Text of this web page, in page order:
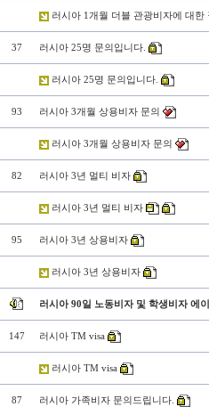
러시아 1개월 더블 관광비자에 대한
37 러시아 25명 문의입니다.
러시아 25명 문의입니다.
93 러시아 3개월 상용비자 문의
러시아 3개월 상용비자 문의
82 러시아 3년 멀티 비자
러시아 3년 멀티 비자
95 러시아 3년 상용비자
러시아 3년 상용비자
러시아 90일 노동비자 및 학생비자 에
147 러시아 TM visa
러시아 TM visa
87 러시아 가족비자 문의드립니다.